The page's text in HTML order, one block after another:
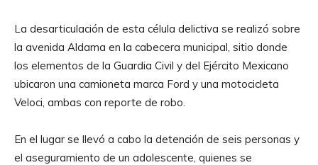
La desarticulación de esta célula delictiva se realizó sobre
la avenida Aldama en la cabecera municipal, sitio donde
los elementos de la Guardia Civil y del Ejército Mexicano
ubicaron una camioneta marca Ford y una motocicleta
Veloci, ambas con reporte de robo.
En el lugar se llevó a cabo la detención de seis personas y
el aseguramiento de un adolescente, quienes se